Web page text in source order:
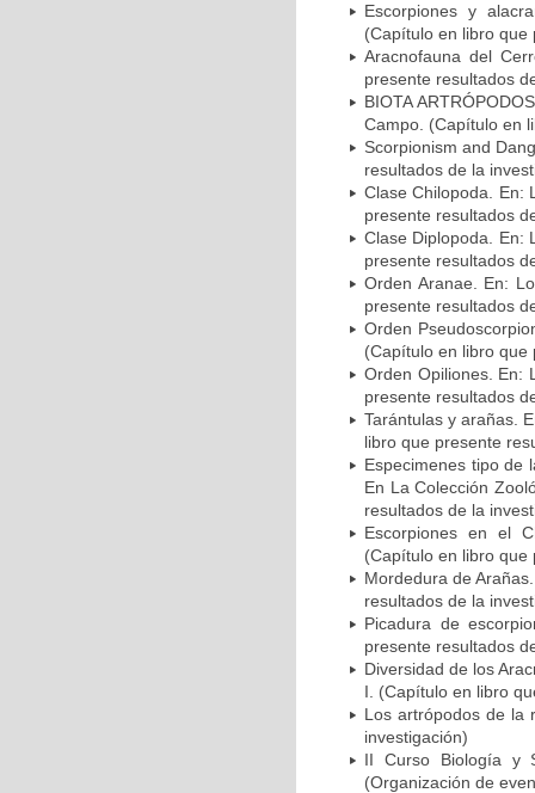
Escorpiones y
(Capítulo en libro que
Aracnofauna del
presente resultados
BIOTA
Campo. (Capítulo en
Scorpionism and
resultados de la
Clase Chilopoda. En:
presente resultados
Clase Diplopoda. En:
presente resultados
Orden Aranae. En:
presente resultados
Orden
(Capítulo en libro que
Orden Opiliones. En:
presente resultados
Tarántulas y arañas.
libro que presente
Especimenes tipo de
En La Colección
resultados de la
Escorpiones en el
(Capítulo en libro que
Mordedura de
resultados de la
Picadura de
presente resultados
Diversidad de los
I. (Capítulo en libro
Los artrópodos de la
investigación)
II Curso Biología y
(Organización de